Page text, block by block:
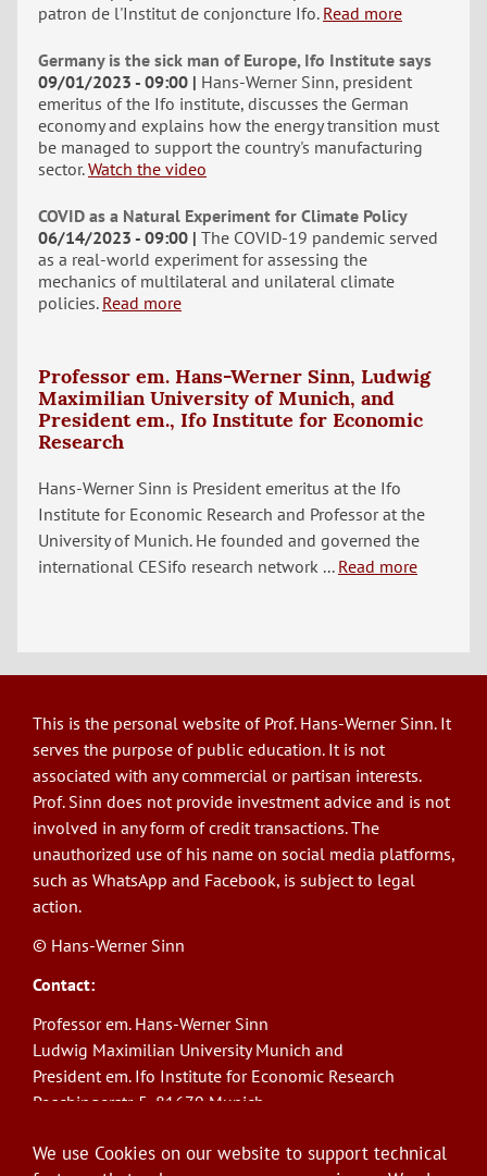
patron de l'Institut de conjoncture Ifo. Read more
Germany is the sick man of Europe, Ifo Institute says
09/01/2023 - 09:00
Hans-Werner Sinn, president
emeritus of the Ifo institute, discusses the German
economy and explains how the energy transition must
be managed to support the country's manufacturing
sector. Watch the video
COVID as a Natural Experiment for Climate Policy
06/14/2023 - 09:00 The COVID-19 pandemic served
as a real-world experiment for assessing the
mechanics of multilateral and unilateral climate
policies. Read more
Professor em. Hans-Werner Sinn, Ludwig
Maximilian University of Munich, and
President em., Ifo Institute for Economic
Research
Hans-Werner Sinn is President emeritus at the Ifo
Institute for Economic Research and Professor at the
University of Munich. He founded and governed the
international CESifo research network ... Read more
This is the personal website of Prof. Hans-Werner Sinn. It
serves the purpose of public education. It is not
associated with any commercial or partisan interests.
Prof. Sinn does not provide investment advice and is not
involved in any form of credit transactions. The
unauthorized use of his name on social media platforms,
such as WhatsApp and Facebook, is subject to legal
action.
© Hans-Werner Sinn
Contact:
Professor em. Hans-Werner Sinn
Ludwig Maximilian University Munich and
President em. Ifo Institute for Economic Research
Poschingerstr. 5, 81679 Munich
E-Mail: sinn@ifo.de
We use Cookies on our website to support technical